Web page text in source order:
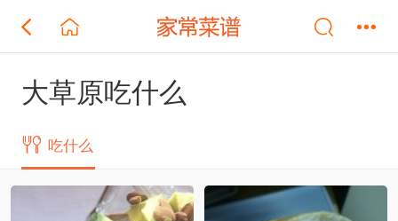
大草原吃什么
吃什么